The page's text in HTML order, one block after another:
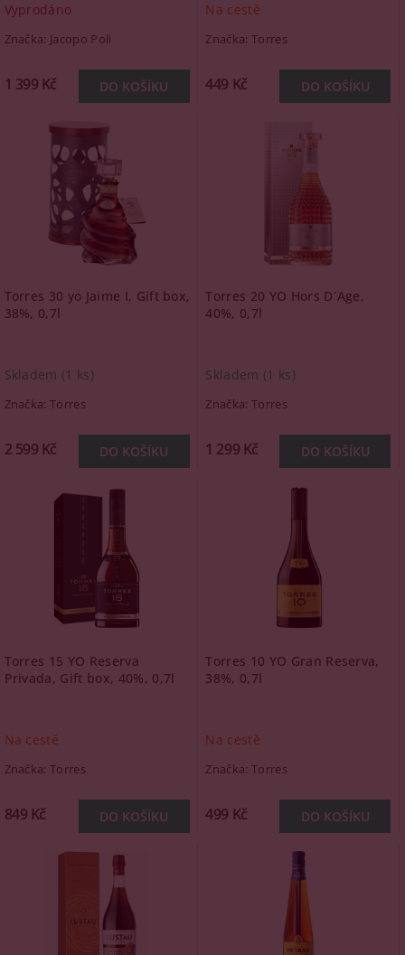
Vyprodáno
Značka: Jacopo Poli
1 399 Kč
Na cestě
Značka: Torres
449 Kč
Torres 30 yo Jaime I, Gift box,
38%, 0,7l
Skladem (1 ks)
Značka:Torres
2 599 Kč
Torres 20 YO Hors D´Age,
40%, 0,7l
Skladem (1 ks)
Značka: Torres
1 299 Kč
Torres 15 YO Reserva
Privada, Gift box, 40%, 0,7l
Na cestě
Značka:Torres
849 Kč
Torres 10 YO Gran Reserva,
38%, 0,7l
Na cestě
Značka: Torres
499 Kč